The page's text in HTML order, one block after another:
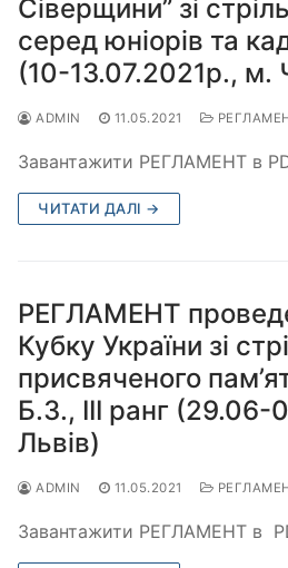
Сіверщини” зі
серед юніорів та
(10-13.07.2021р., м.
ADMIN 11.05.2021
Завантажити РЕГЛАМЕНТ в
ЧИТАТИ ДАЛІ →
РЕГЛАМЕНТ
Кубку України зі
присвяченого
Б.З., ІІІ ранг
Львів)
ADMIN 11.05.2021
Завантажити РЕГЛАМЕНТ в